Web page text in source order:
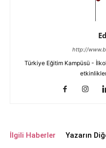
http://
Türkiye Eğitim Kampüsü -
İlgili Haberler Yazarın